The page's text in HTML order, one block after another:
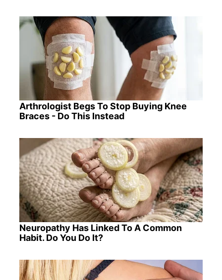
Arthrologist Begs To Stop Buying Knee
Braces - Do This Instead
Neuropathy Has Linked To A Common
Habit. Do You Do It?